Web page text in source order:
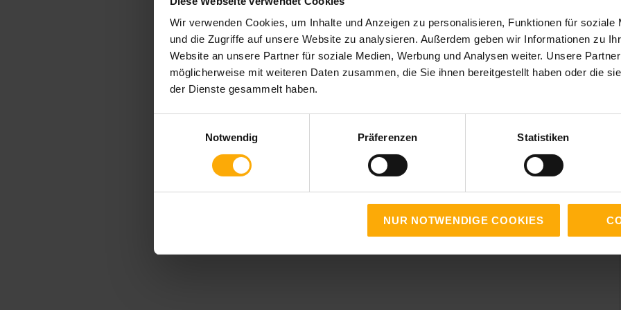
Wir verwenden Cookies, um Inhalte und Anzeigen zu personalisieren, Funktionen für soziale
und die Zugriffe auf unsere Website zu analysieren. Außerdem geben wir Informationen zu
Website an unsere Partner für soziale Medien, Werbung und Analysen weiter. Unsere
möglicherweise mit weiteren Daten zusammen, die Sie ihnen bereitgestellt haben oder die
der Dienste gesammelt haben.
Notwendig
Präferenzen Statistiken
NUR NOTWENDIGE COOKIES